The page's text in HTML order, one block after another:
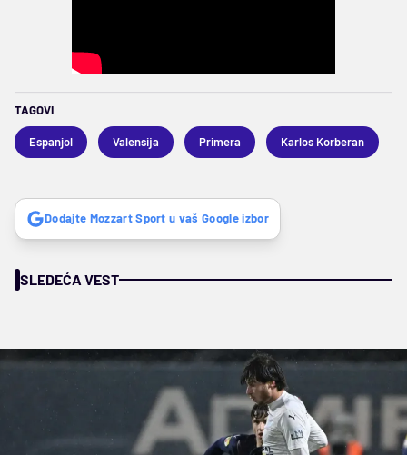
TAGOVI
Espanjol Valensija Primera Karlos Korberan
Dodajte Mozzart Sport u vaš Google izbor
SLEDEĆA VEST